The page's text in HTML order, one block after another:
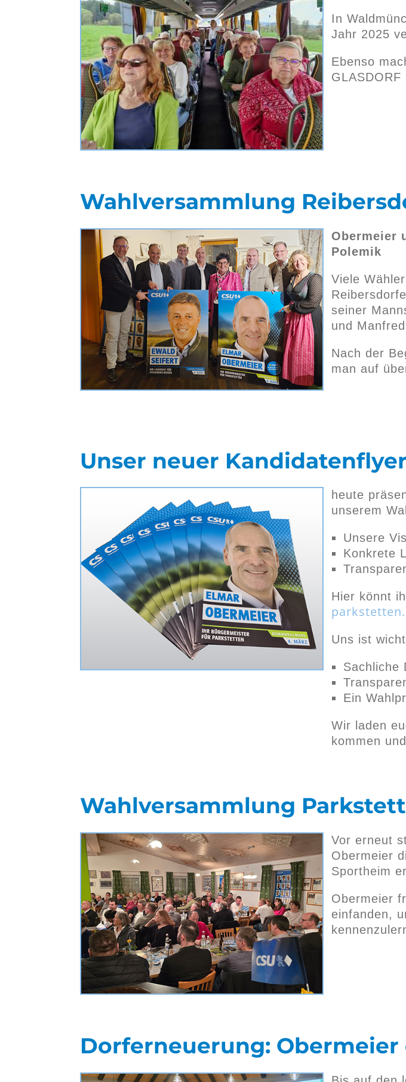
In
Jahr 2025
Ebenso
Wahlversammlung
Obermeier
Polemik
Viele
seiner
und
Nach der
man auf
Unser neuer
heute
unserem
Unsere
Konkrete
Hier könnt
Uns ist
Sachliche
Ein
Wir laden
kommen
Wahlversammlung
Vor erneut
Obermeier
Sportheim
Obermeier
einfanden,
Dorferneuerung: